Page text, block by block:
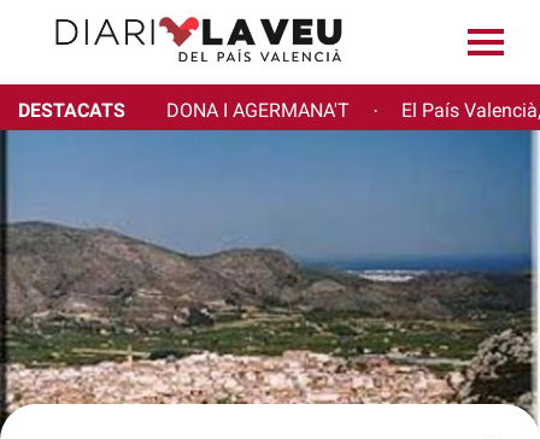
DESTACATS DONA I AGERMANA'T · El País